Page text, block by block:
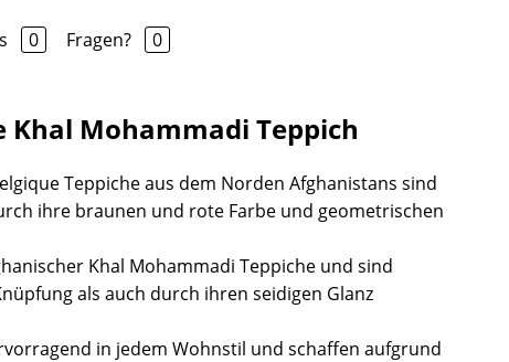
0 Fragen? 0
Khal Mohammadi Teppich
Teppiche aus dem Norden Afghanistans sind
ihre braunen und rote Farbe und geometrischen
Khal Mohammadi Teppiche und sind
als auch durch ihren seidigen Glanz
in jedem Wohnstil und schaffen aufgrund